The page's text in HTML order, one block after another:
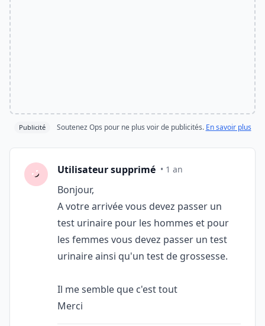
Publicité Soutenez Ops pour ne plus voir de publicités. En savoir plus
Utilisateur supprimé • 1 an
Bonjour,
A votre arrivée vous devez passer un
test urinaire pour les hommes et pour
les femmes vous devez passer un test
urinaire ainsi qu'un test de grossesse.
Il me semble que c'est tout
Merci